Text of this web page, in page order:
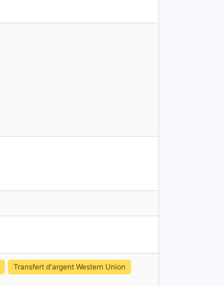
Transfert d'argent Western Union